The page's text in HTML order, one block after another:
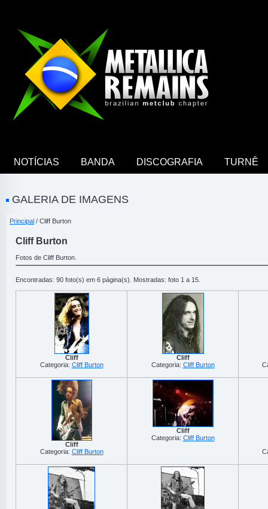
NOTÍCIAS BANDA DISCOGRAFIA TURNÊ
GALERIA DE IMAGENS
Principal / Cliff Burton
Cliff Burton
Fotos de Cliff Burton.
Encontradas: 90 foto(s) em 6 página(s). Mostradas: foto 1 a 15.
Cliff
Categoria: Cliff Burton
Cliff
Categoria: Cliff Burton
Cliff
Categoria: Cliff Burton
Cliff
Categoria: Cliff Burton